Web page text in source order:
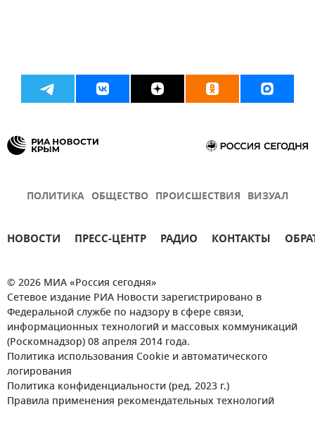
ПОЛИТИКА ОБЩЕСТВО ПРОИСШЕСТВИЯ ВИЗУАЛ
НОВОСТИ ПРЕСС-ЦЕНТР РАДИО КОНТАКТЫ
© 2026 МИА «Россия сегодня»
Сетевое издание РИА Новости зарегистрировано в
Федеральной службе по надзору в сфере связи,
информационных технологий и массовых коммуникаций
(Роскомнадзор) 08 апреля 2014 года.
Политика использования Cookie и автоматического
логирования
Политика конфиденциальности (ред. 2023 г.)
Правила применения рекомендательных технологий